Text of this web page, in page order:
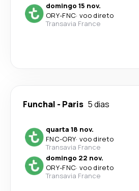
domingo 15 nov.
ORY-FNC· voo direto
Transavia France
Funchal - Paris 5 dias
quarta 18 nov.
FNC-ORY· voo direto
Transavia France
domingo 22 nov.
ORY-FNC· voo direto
Transavia France